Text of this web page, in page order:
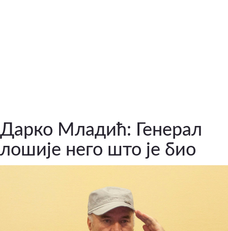
Дарко Младић: Генерал
лошије него што је био